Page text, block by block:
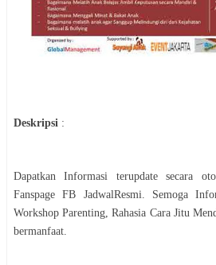
Deskripsi :
Dapatkan Informasi terupdate secara
Fanspage FB JadwalResmi. Semoga
Workshop Parenting, Rahasia Cara Jitu
bermanfaat.